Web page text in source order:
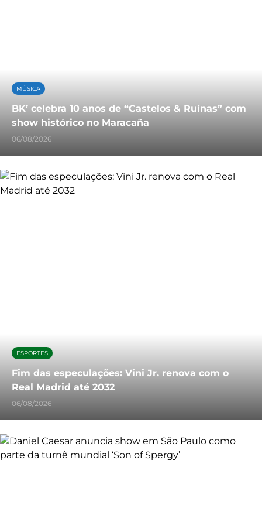
MÚSICA
BK’ celebra 10 anos de “Castelos & Ruínas” com
show histórico no Maracaña
06/08/2026
ESPORTES
Fim das especulações: Vini Jr. renova com o
Real Madrid até 2032
06/08/2026